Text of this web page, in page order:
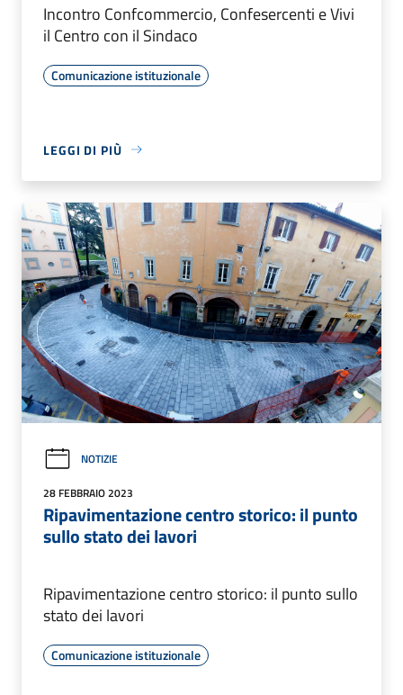
Incontro Confcommercio, Confesercenti e Vivi
il Centro con il Sindaco
Comunicazione istituzionale
LEGGI DI PIÙ
NOTIZIE
28 FEBBRAIO 2023
Ripavimentazione centro storico: il punto
sullo stato dei lavori
Ripavimentazione centro storico: il punto sullo
stato dei lavori
Comunicazione istituzionale